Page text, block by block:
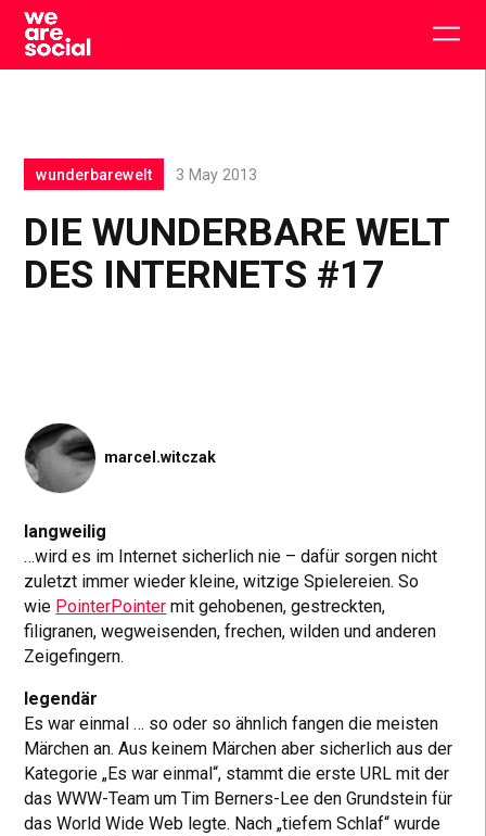
Skip
content
DIE WUNDERBARE WELT
DES INTERNETS #17
wunderbarewelt 3 May 2013
marcel.witczak
langweilig
…wird es im Internet sicherlich nie – dafür sorgen nicht
zuletzt immer wieder kleine, witzige Spielereien. So
wie PointerPointer mit gehobenen, gestreckten,
filigranen, wegweisenden, frechen, wilden und anderen
Zeigefingern.
legendär
Es war einmal … so oder so ähnlich fangen die meisten
Märchen an. Aus keinem Märchen aber sicherlich aus der
Kategorie „Es war einmal“, stammt die erste URL mit der
das WWW-Team um Tim Berners-Lee den Grundstein für
das World Wide Web legte. Nach „tiefem Schlaf“ wurde